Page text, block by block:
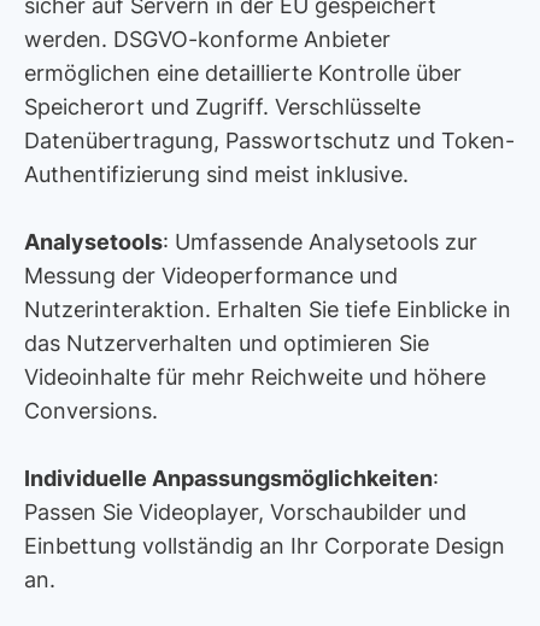
Wir verwenden Cookies, um Inhalte und Anzeigen zu
personalisieren, Funktionen für soziale Medien anbieten
zu können und die Zugriffe auf unsere Website zu
analysieren. Außerdem geben wir Informationen zu Ihrer
Verwendung unserer Website an unsere Partner für
soziale Medien, Werbung und Analysen weiter. Unsere
Partner führen diese Informationen möglicherweise mit
haben oder die sie im Rahmen Ihrer Nutzung der Dienste
gesammelt haben.
sicher auf Servern in der EU gespeichert
werden. DSGVO-konforme Anbieter
ermöglichen eine detaillierte Kontrolle über
Speicherort und Zugriff. Verschlüsselte
Datenübertragung, Passwortschutz und Token-
Authentifizierung sind meist inklusive.
Analysetools: Umfassende Analysetools zur
Messung der Videoperformance und
Nutzerinteraktion. Erhalten Sie tiefe Einblicke in
das Nutzerverhalten und optimieren Sie
Videoinhalte für mehr Reichweite und höhere
Conversions.
Individuelle Anpassungsmöglichkeiten:
Passen Sie Videoplayer, Vorschaubilder und
Einbettung vollständig an Ihr Corporate Design
an.